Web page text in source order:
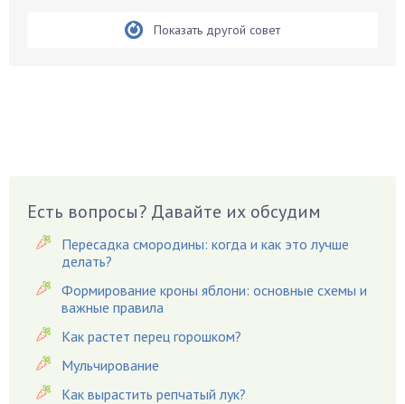
Вешенки
Виноград
Вредители
Гардения
Гацания
Гвоздики
Георгины
Показать другой совет
Есть вопросы? Давайте их обсудим
Пересадка смородины: когда и как это лучше
делать?
Формирование кроны яблони: основные схемы и
важные правила
Как растет перец горошком?
Мульчирование
Как вырастить репчатый лук?